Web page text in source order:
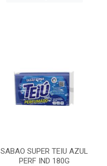
SABAO SUPER TEIU AZUL
PERF IND 180G